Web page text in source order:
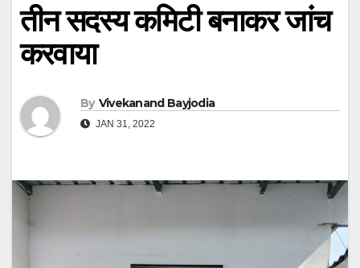
तीन सदस्य कमिटी बनाकर जांच
करवाया
By Vivekanand Bayjodia
JAN 31, 2022